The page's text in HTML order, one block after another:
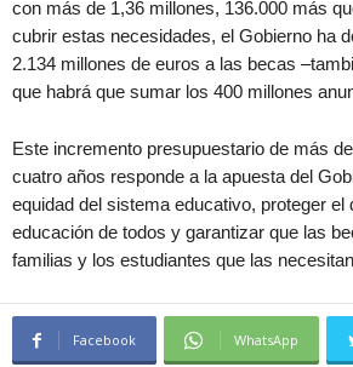
con más de 1,36 millones, 136.000 más
cubrir estas necesidades, el Gobierno ha
2.134 millones de euros a las becas
que habrá que sumar los 400 millones
Este incremento presupuestario de más
cuatro años responde a la apuesta del
equidad del sistema educativo, proteger el
educación de todos y garantizar que las
familias y los estudiantes que las
Facebook WhatsApp